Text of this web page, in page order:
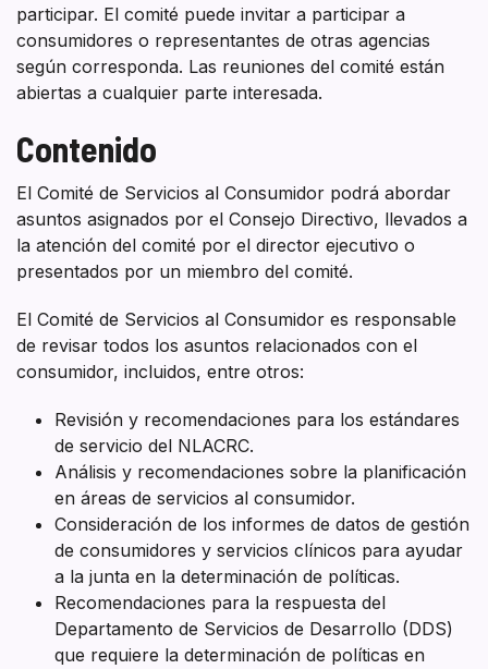
participar. El comité puede invitar a participar a
consumidores o representantes de otras agencias
según corresponda. Las reuniones del comité están
abiertas a cualquier parte interesada.
Contenido
El Comité de Servicios al Consumidor podrá abordar
asuntos asignados por el Consejo Directivo, llevados a
la atención del comité por el director ejecutivo o
presentados por un miembro del comité.
El Comité de Servicios al Consumidor es responsable
de revisar todos los asuntos relacionados con el
consumidor, incluidos, entre otros:
Revisión y recomendaciones para los estándares
de servicio del NLACRC.
Análisis y recomendaciones sobre la planificación
en áreas de servicios al consumidor.
Consideración de los informes de datos de gestión
de consumidores y servicios clínicos para ayudar
a la junta en la determinación de políticas.
Recomendaciones para la respuesta del
Departamento de Servicios de Desarrollo (DDS)
que requiere la determinación de políticas en